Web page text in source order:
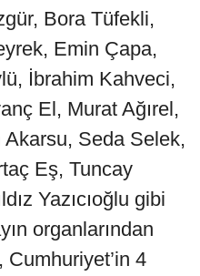
Bora Tüfekli,
Emin Çapa,
İbrahim Kahveci,
El, Murat Ağırel,
Seda Selek,
Eş, Tuncay
Yazıcıoğlu gibi
organlarından
Cumhuriyet’in 4